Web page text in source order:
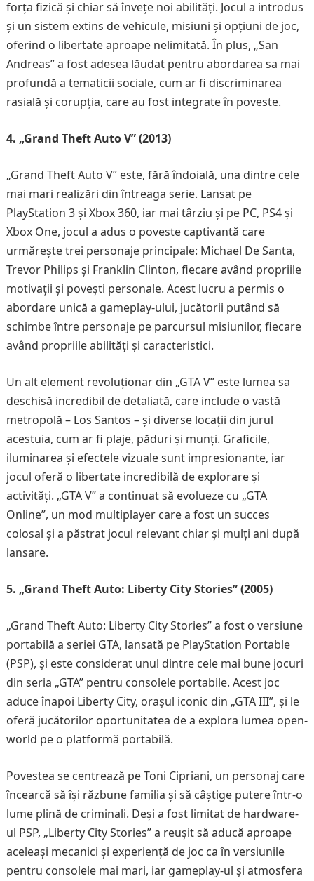
forța fizică și chiar să învețe noi abilități. Jocul a introdus
și un sistem extins de vehicule, misiuni și opțiuni de joc,
oferind o libertate aproape nelimitată. În plus, „San
Andreas” a fost adesea lăudat pentru abordarea sa mai
profundă a tematicii sociale, cum ar fi discriminarea
rasială și corupția, care au fost integrate în poveste.
4. „Grand Theft Auto V” (2013)
„Grand Theft Auto V” este, fără îndoială, una dintre cele
mai mari realizări din întreaga serie. Lansat pe
PlayStation 3 și Xbox 360, iar mai târziu și pe PC, PS4 și
Xbox One, jocul a adus o poveste captivantă care
urmărește trei personaje principale: Michael De Santa,
Trevor Philips și Franklin Clinton, fiecare având propriile
motivații și povești personale. Acest lucru a permis o
abordare unică a gameplay-ului, jucătorii putând să
schimbe între personaje pe parcursul misiunilor, fiecare
având propriile abilități și caracteristici.
Un alt element revoluționar din „GTA V” este lumea sa
deschisă incredibil de detaliată, care include o vastă
metropolă – Los Santos – și diverse locații din jurul
acestuia, cum ar fi plaje, păduri și munți. Graficile,
iluminarea și efectele vizuale sunt impresionante, iar
jocul oferă o libertate incredibilă de explorare și
activități. „GTA V” a continuat să evolueze cu „GTA
Online”, un mod multiplayer care a fost un succes
colosal și a păstrat jocul relevant chiar și mulți ani după
lansare.
5. „Grand Theft Auto: Liberty City Stories” (2005)
„Grand Theft Auto: Liberty City Stories” a fost o versiune
portabilă a seriei GTA, lansată pe PlayStation Portable
(PSP), și este considerat unul dintre cele mai bune jocuri
din seria „GTA” pentru consolele portabile. Acest joc
aduce înapoi Liberty City, orașul iconic din „GTA III”, și le
oferă jucătorilor oportunitatea de a explora lumea open-
world pe o platformă portabilă.
Povestea se centrează pe Toni Cipriani, un personaj care
încearcă să își răzbune familia și să câștige putere într-o
lume plină de criminali. Deși a fost limitat de hardware-
ul PSP, „Liberty City Stories” a reușit să aducă aproape
aceleași mecanici și experiență de joc ca în versiunile
pentru consolele mai mari, iar gameplay-ul și atmosfera